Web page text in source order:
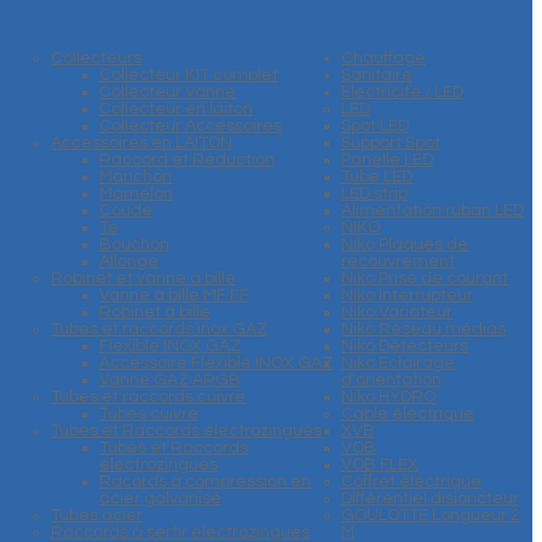
Collecteurs
Collecteur KIT complet
Collecteur Vanne
Collecteur en laiton
Collecteur Accessoires
Accessoires en LAITON
Raccord et Reduction
Manchon
Mamelon
Coude
Te
Bouchon
Allonge
Robinet et vanne à bille
Vanne à bille MF FF
Robinet à bille
Tubes et raccords inox GAZ
Flexible INOX GAZ
Accessoire Flexible INOX GAZ
Vanne GAZ ARGB
Tubes et raccords cuivre
Tubes cuivre
Tubes et Raccords électrozingués
Tubes et Raccords
électrozingués
Racords à compression en
acier galvanisé
Tubes acier
Raccords à sertir électrozingués
Chauffage
Sanitaire
Electricité / LED
LED
Spot LED
Support Spot
Panelle LED
Tube LED
LED strip
Alimentation ruban LED
NIKO
Niko Plaques de
recouvrement
Niko Prise de courant
Niko Interrupteur
Niko Variateur
Niko Réseau médias
Niko Détecteurs
Niko Eclairage
d'orientation
Niko HYDRO
Cable éléctrique
XVB
VOB
VOB FLEX
Coffret éléctrique
Différentiel disjoncteur
GOULOTTE Longueur 2
M